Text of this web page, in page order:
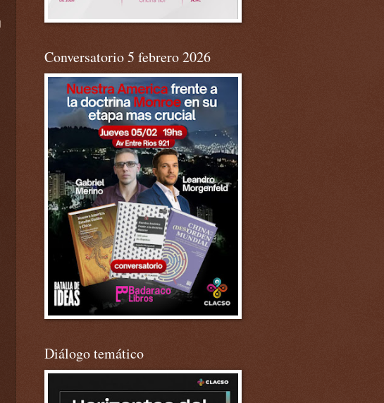
Conversatorio 5 febrero 2026
Diálogo temático